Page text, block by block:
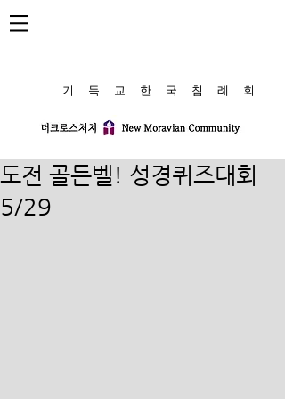
​기 독 교 한 국 침 례 회
도전 골든벨! 성경퀴즈대회
5/29